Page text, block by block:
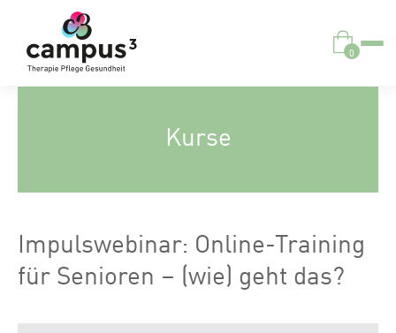
0
Kurse
Impulswebinar: Online-Training
für Senioren – (wie) geht das?